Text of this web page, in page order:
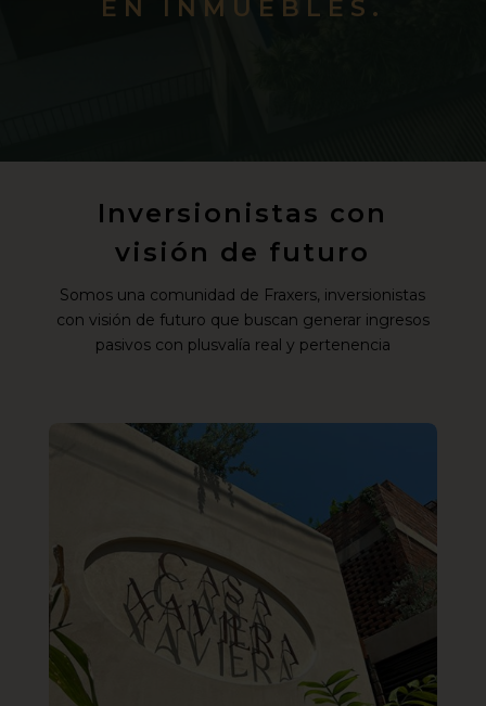
EN INMUEBLES.
Inversionistas con
visión de futuro
Somos una comunidad de Fraxers, inversionistas
con visión de futuro que buscan generar ingresos
pasivos con plusvalía real y pertenencia